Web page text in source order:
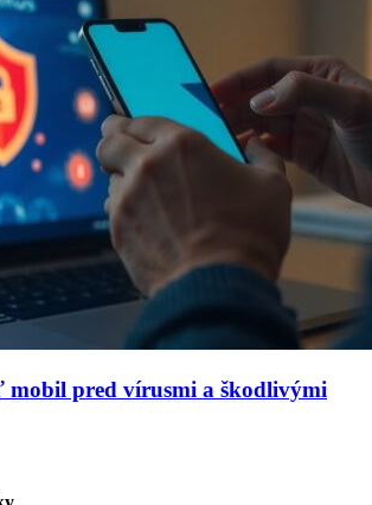
mobil pred vírusmi a škodlivými